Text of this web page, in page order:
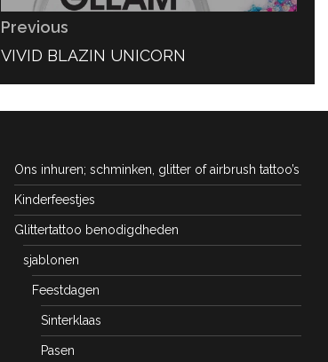
Previous
PREVIOUS
VIVID BLAZIN UNICORN
Ons inhuren; schminken, glitter of airbrush tattoo’s
Kinderfeestjes
Glittertattoo benodigdheden
sjablonen
Feestdagen
Sinterklaas
Pasen